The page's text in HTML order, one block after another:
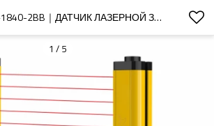
EQM24-80-1840-2BB｜ДАТЧИК ЛАЗЕРНОЙ ЗАВЕСЫ｜DADISICK
1 / 5